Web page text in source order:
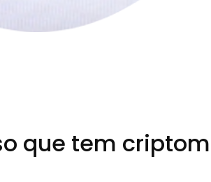
que tem